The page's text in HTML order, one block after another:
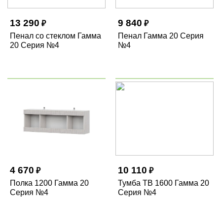
13 290 ₽
Пенал со стеклом Гамма
20 Серия №4
9 840 ₽
Пенал Гамма 20 Серия
№4
4 670 ₽
Полка 1200 Гамма 20
Серия №4
10 110 ₽
Тумба ТВ 1600 Гамма 20
Серия №4